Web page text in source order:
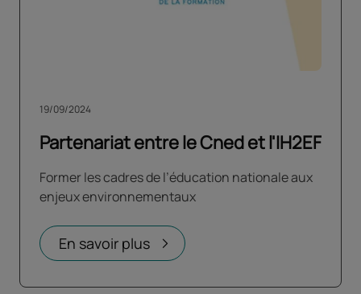
Partenariat entre le Cned et l'IH2EF
19/09/2024
Former les cadres de l’éducation nationale aux
enjeux environnementaux
En savoir plus